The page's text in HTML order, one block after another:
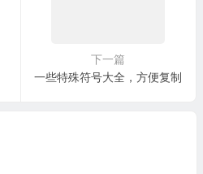
下一篇
一些特殊符号大全，方便复制